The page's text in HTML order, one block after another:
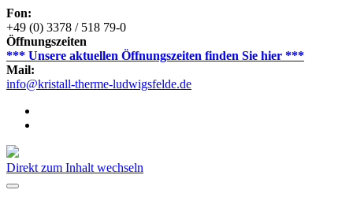
Fon:
+49 (0) 3378 / 518 79-0
Öffnungszeiten
*** Unsere aktuellen Öffnungszeiten finden Sie hier ***
Mail:
info@kristall-therme-ludwigsfelde.de
Direkt zum Inhalt wechseln